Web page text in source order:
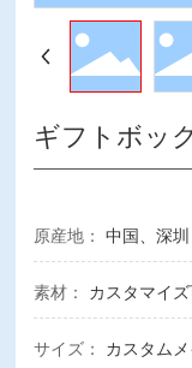
ギフトボッ
原産地： 中国、深圳
素材： カスタマイ
サイズ： カスタムメ